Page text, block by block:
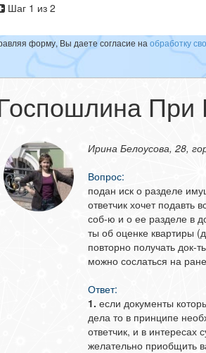
Шаг 1 из 2
форму, Вы даете согласие на обработку
При
Ирина Белоусова, 28,
Вопрос:
подан иск о разделе
ответчик хочет подавть
соб-ю и о ее разделе в
ты об оценке квартиры
повторно получать
можно сослаться на
Ответ:
1. если документы
дела то в принципе
ответчик, и в
желательно приобщить